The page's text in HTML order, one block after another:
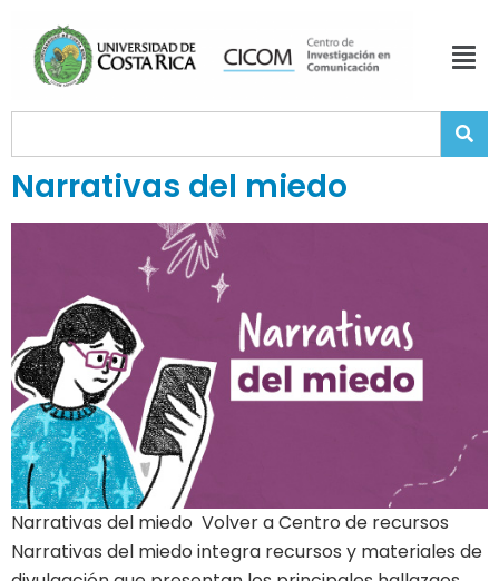
Narrativas del miedo
Narrativas del miedo Volver a Centro de recursos
Narrativas del miedo integra recursos y materiales de